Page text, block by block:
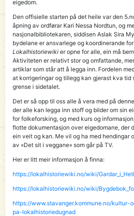
eigedom.
Den offisielle starten på det heile var den
åpning av ordførar Kari Nessa Nordtun, og
nasjonalbibliotekaren, siddisen Aslak Sira
bydelane er ansvarlege og koordinerande
Lokalhistoriewikier opne for alle, ein må
Aktiviteten er relativt stor og omfattande,
artiklar som står att å legga inn. Fordelen
at korrigeringar og tillegg kan gjerast kva tid
grense i sidetalet.
Det er så opp til oss alle å vera med på
der alle kan legga inn stoff og bilder om sin
for folkeforsking, og med kurs og
flotte dokumentasjon over eigedomane, der
ein veit og kan. Me vil og ha med hendingar
av «Det sit i veggane» som går på TV.
Her er litt meir informasjon å finna:
https://lokalhistoriewiki.no/wiki/
https://lokalhistoriewiki.no/wiki/
https://www.stavanger.kommune.no/
pa-lokalhistoriedugnad